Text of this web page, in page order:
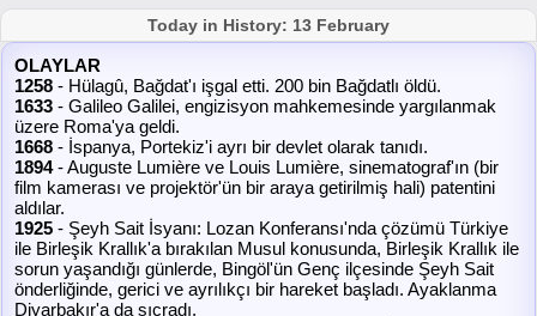
Forums Social Shares
Chat Rooms
Announcements
About Us
Ceptekiler.Com - v2025.01
Licence F.A.Q. C.S. Contract
Today in History: 13 February
OLAYLAR
1258 - Hülagû, Bağdat'ı işgal etti. 200 bin Bağdatlı öldü.
1633 - Galileo Galilei, engizisyon mahkemesinde yargılanmak
üzere Roma'ya geldi.
1668 - İspanya, Portekiz'i ayrı bir devlet olarak tanıdı.
1894- Auguste Lumière ve Louis Lumière, sinematograf'ın (bir
film kamerası ve projektör'ün bir araya getirilmiş hali) patentini
aldılar.
1925 - Şeyh Sait İsyanı: Lozan Konferansı'nda çözümü Türkiye
ile Birleşik Krallık'a bırakılan Musul konusunda, Birleşik Krallık ile
sorun yaşandığı günlerde, Bingöl'ün Genç ilçesinde Şeyh Sait
önderliğinde, gerici ve ayrılıkçı bir hareket başladı. Ayaklanma
Diyarbakır'a da sıçradı.